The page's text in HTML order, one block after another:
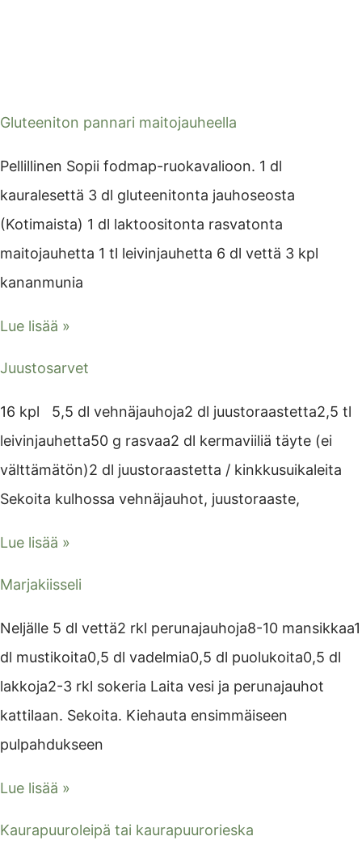
Gluteeniton pannari maitojauheella
Pellillinen Sopii fodmap-ruokavalioon. 1 dl
kauralesettä 3 dl gluteenitonta jauhoseosta
(Kotimaista) 1 dl laktoositonta rasvatonta
maitojauhetta 1 tl leivinjauhetta 6 dl vettä 3 kpl
kananmunia
Lue lisää »
Juustosarvet
16 kpl 5,5 dl vehnäjauhoja2 dl juustoraastetta2,5 tl
leivinjauhetta50 g rasvaa2 dl kermaviiliä täyte (ei
välttämätön)2 dl juustoraastetta / kinkkusuikaleita
Sekoita kulhossa vehnäjauhot, juustoraaste,
Lue lisää »
Marjakiisseli
Neljälle 5 dl vettä2 rkl perunajauhoja8-10 mansikkaa1
dl mustikoita0,5 dl vadelmia0,5 dl puolukoita0,5 dl
lakkoja2-3 rkl sokeria Laita vesi ja perunajauhot
kattilaan. Sekoita. Kiehauta ensimmäiseen
pulpahdukseen
Lue lisää »
Kaurapuuroleipä tai kaurapuurorieska